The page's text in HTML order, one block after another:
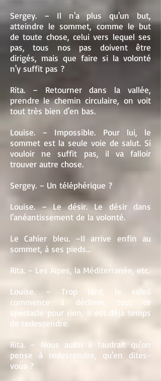
Sergey. – Il n'a plus qu'un but,
atteindre le sommet, comme le but
de toute chose, celui vers lequel ses
pas, tous nos pas doivent être
dirigés, mais que faire si la volonté
n'y suffit pas ?
Rita. – Retourner dans la vallée,
prendre le chemin circulaire, on voit
tout très bien d'en bas.
Louise. – Impossible. Pour lui, le
sommet est la seule voie de salut. Si
vouloir ne suffit pas, il va falloir
trouver autre chose.
Sergey. – Un téléphérique ?
Louise. – Le désir. Le désir dans
l'anéantissement de la volonté.
Le Cahier bleu. –Il arrive enfin au
sommet, à ses pieds...
Rita. – Les Alpes, la Méditerranée, etc.
Louise. – Trop tard, le soleil
commence à décliner, tout ce
spectacle pour rien, il est déjà temps
de redescendre.
Rita. – Nous aussi il faudrait qu'on
pense à redescendre, qu'en dites-
vous ?